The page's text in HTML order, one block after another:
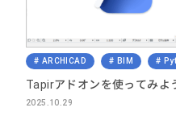
ARCHICAD BIM
Tapirアドオンを使ってみよ
2025.10.29